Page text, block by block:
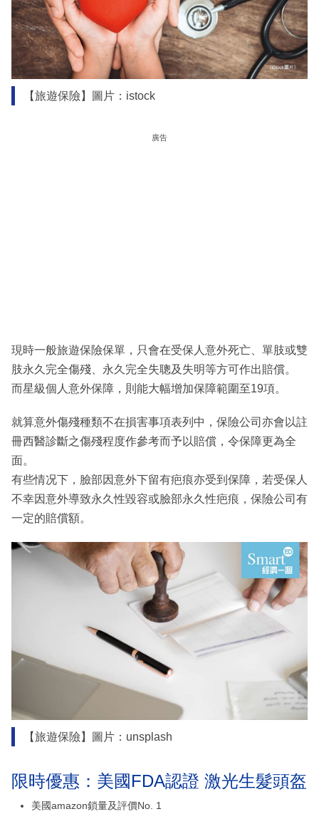
【旅遊保險】圖片：istock
廣告
現時一般旅遊保險保單，只會在受保人意外死亡、單肢或雙
肢永久完全傷殘、永久完全失聰及失明等方可作出賠償。
而星級個人意外保障，則能大幅增加保障範圍至19項。
就算意外傷殘種類不在損害事項表列中，保險公司亦會以註
冊西醫診斷之傷殘程度作參考而予以賠償，令保障更為全
面。
有些情况下，臉部因意外下留有疤痕亦受到保障，若受保人
不幸因意外導致永久性毀容或臉部永久性疤痕，保險公司有
一定的賠償額。
【旅遊保險】圖片：unsplash
限時優惠：美國FDA認證 激光生髮頭盔
美國amazon鎖量及評價No. 1